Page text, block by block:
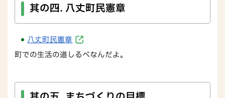
其の四. 八丈町民憲章
八丈町民憲章
町での生活の道しるべなんだよ。